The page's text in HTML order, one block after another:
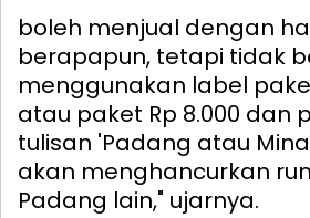
boleh menjual dengan
berapapun, tetapi tidak
menggunakan label
atau paket Rp 8.000 dan
tulisan 'Padang atau
akan menghancurkan
Padang lain," ujarnya.